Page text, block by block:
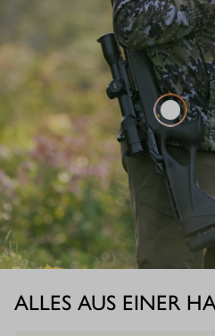
ALLES AUS EINER